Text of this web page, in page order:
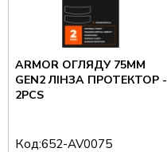
ARMOR ОГЛЯДУ 75MM
GEN2 ЛІНЗА ПРОТЕКТОР -
2PCS
Код:652-AV0075